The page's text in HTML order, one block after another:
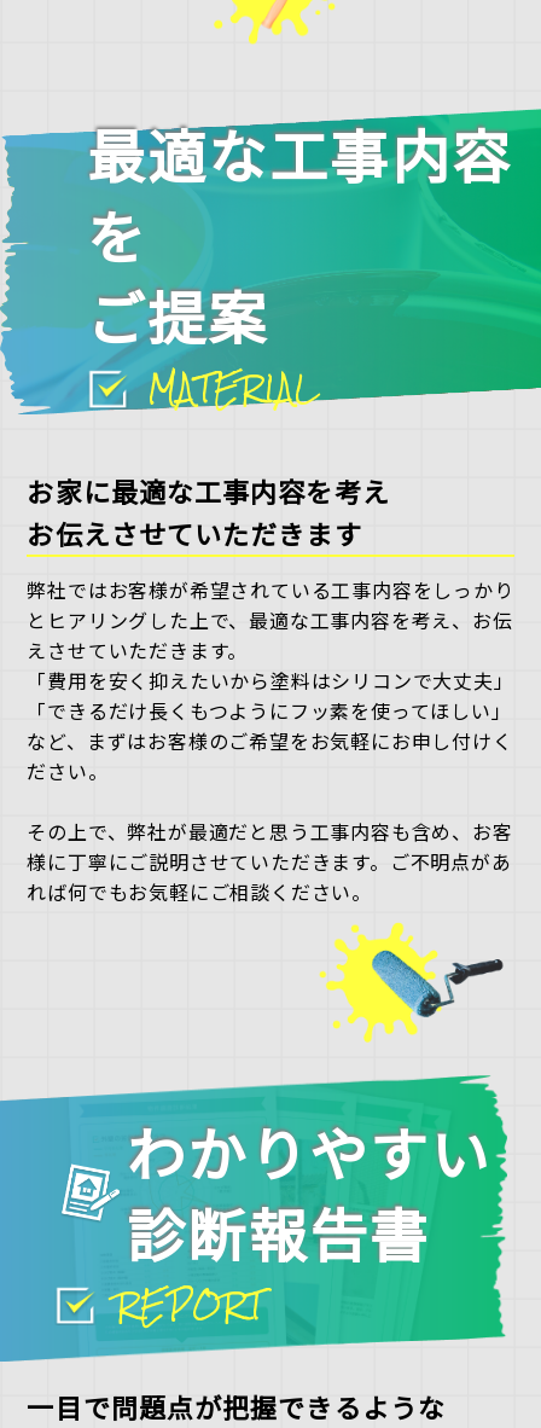
最適な工事内容
を
ご提案
MATERIAL
お家に最適な工事内容を考え
お伝えさせていただきます
弊社ではお客様が希望されている工事内容をしっかり
とヒアリングした上で、最適な工事内容を考え、お伝
えさせていただきます。
「費用を安く抑えたいから塗料はシリコンで大丈夫」
「できるだけ長くもつようにフッ素を使ってほしい」
など、まずはお客様のご希望をお気軽にお申し付けく
ださい。
その上で、弊社が最適だと思う工事内容も含め、お客
様に丁寧にご説明させていただきます。ご不明点があ
れば何でもお気軽にご相談ください。
わかりやすい
診断報告書
REPORT
一目で問題点が把握できるような